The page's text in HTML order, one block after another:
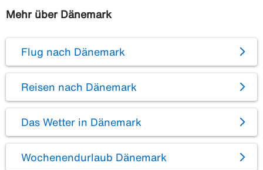
Mehr über Dänemark
Flug nach Dänemark
Reisen nach Dänemark
Das Wetter in Dänemark
Wochenendurlaub Dänemark